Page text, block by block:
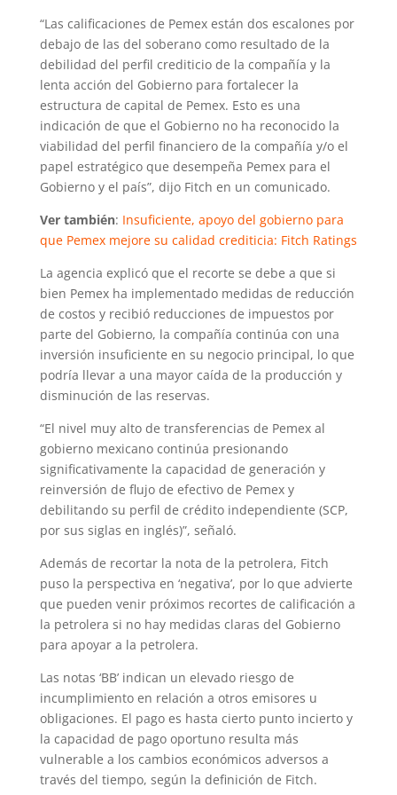
“Las calificaciones de Pemex están dos escalones por
debajo de las del soberano como resultado de la
debilidad del perfil crediticio de la compañía y la
lenta acción del Gobierno para fortalecer la
estructura de capital de Pemex. Esto es una
indicación de que el Gobierno no ha reconocido la
viabilidad del perfil financiero de la compañía y/o el
papel estratégico que desempeña Pemex para el
Gobierno y el país”, dijo Fitch en un comunicado.
Ver también: Insuficiente, apoyo del gobierno para
que Pemex mejore su calidad crediticia: Fitch Ratings
La agencia explicó que el recorte se debe a que si
bien Pemex ha implementado medidas de reducción
de costos y recibió reducciones de impuestos por
parte del Gobierno, la compañía continúa con una
inversión insuficiente en su negocio principal, lo que
podría llevar a una mayor caída de la producción y
disminución de las reservas.
“El nivel muy alto de transferencias de Pemex al
gobierno mexicano continúa presionando
significativamente la capacidad de generación y
reinversión de flujo de efectivo de Pemex y
debilitando su perfil de crédito independiente (SCP,
por sus siglas en inglés)”, señaló.
Además de recortar la nota de la petrolera, Fitch
puso la perspectiva en ‘negativa’, por lo que advierte
que pueden venir próximos recortes de calificación a
la petrolera si no hay medidas claras del Gobierno
para apoyar a la petrolera.
Las notas ‘BB’ indican un elevado riesgo de
incumplimiento en relación a otros emisores u
obligaciones. El pago es hasta cierto punto incierto y
la capacidad de pago oportuno resulta más
vulnerable a los cambios económicos adversos a
través del tiempo, según la definición de Fitch.